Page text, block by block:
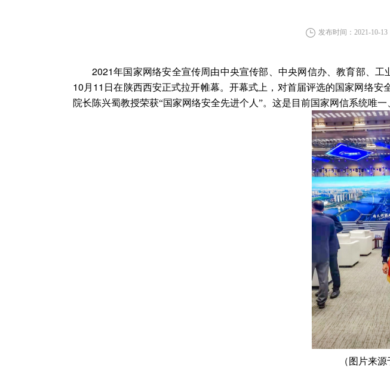
发布时间：2021-10-13
2021年国家网络安全宣传周由中央宣传部、中央网信办、教育部、
10月11 日在陕西西安正式拉开帷幕。开幕式上，对首届评选的国家网络
院长陈兴蜀教授荣获“国家网络安全先进个人”。这是目前国家网信系统唯
（图片来